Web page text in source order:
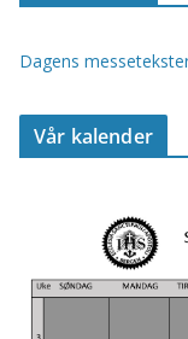
Dagens
Vår kalender